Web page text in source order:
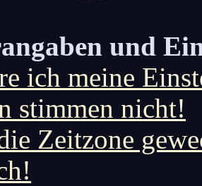
und
ich meine
stimmen nicht!
Zeitzone